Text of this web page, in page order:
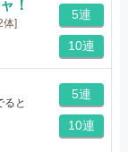
！
体]
5連
10連
ると
5連
10連